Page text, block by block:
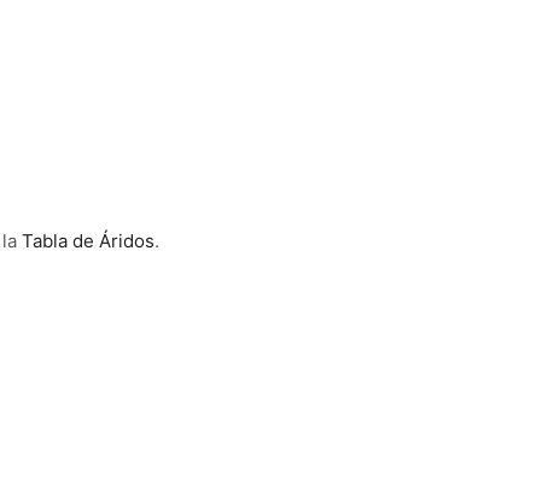
Tabla de Áridos.